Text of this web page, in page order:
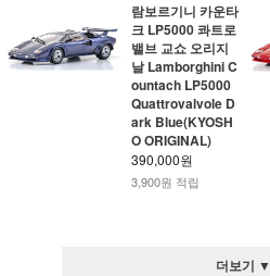
람보르기니 카운타
크 LP5000 콰트로
밸브 교쇼 오리지
날 Lamborghini C
ountach LP5000
Quattrovalvole D
ark Blue(KYOSH
O ORIGINAL)
390,000원
3,900원 적립
더보기 ▼